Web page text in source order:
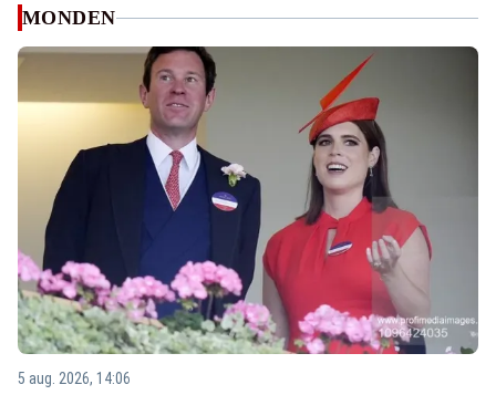
MONDEN
5 aug. 2026, 14:06